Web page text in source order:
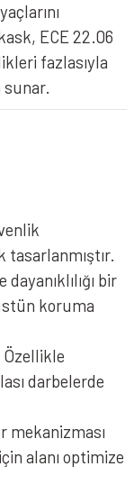
ECE 22.06
fazlasıyla
sunar.
bir
koruma
Özellikle
darbelerde
mekanizması
alanı optimize